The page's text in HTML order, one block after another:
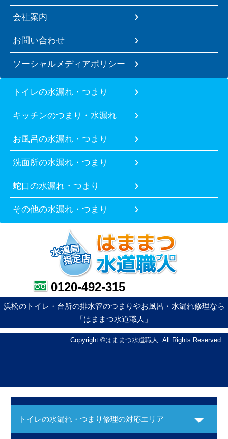
会社案内
お問い合わせ
ソーシャルメディアポリシー
トイレの水漏れ・つまり
キッチンのつまり・水漏れ
お風呂の水漏れ・つまり
洗面所の水漏れ・つまり
蛇口の水漏れ・つまり
その他の水漏れ・つまり
0120-492-315
浜松のトイレ・台所の排水管のつまりやお風呂・水漏れ修理なら
「はままつ水道職人」
Copyright ©はままつ水道職人. All Rights Reserved.
トイレの水漏れ・つまり修理の対応エリア